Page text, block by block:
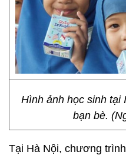
Hình ảnh học sinh tại
bạn bè.
Tại Hà Nội, chương